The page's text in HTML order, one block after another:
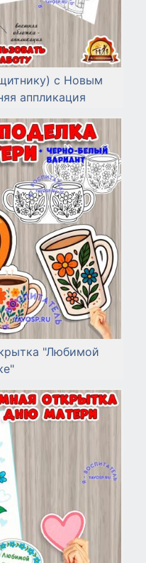
с Новым
аппликация
"Любимой